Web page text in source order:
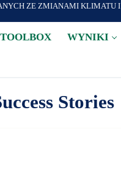
ZE ZMIANAMI KLIMATU I
WYNIKI
Stories